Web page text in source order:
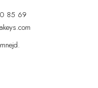
85 69